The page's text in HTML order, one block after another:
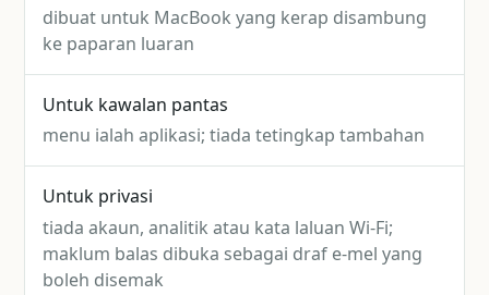
dibuat untuk MacBook yang kerap disambung
ke paparan luaran
Untuk kawalan pantas
menu ialah aplikasi; tiada tetingkap tambahan
Untuk privasi
tiada akaun, analitik atau kata laluan Wi-Fi;
maklum balas dibuka sebagai draf e-mel yang
boleh disemak